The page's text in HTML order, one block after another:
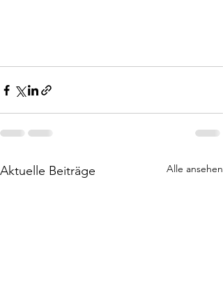
Aktuelle Beiträge Alle ansehen